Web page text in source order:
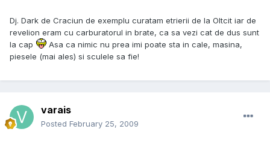
Dj. Dark de Craciun de exemplu curatam etrierii de la Oltcit iar de
revelion eram cu carburatorul in brate, ca sa vezi cat de dus sunt
la cap
Asa ca nimic nu prea imi poate sta in cale, masina,
piesele (mai ales) si sculele sa fie!
varais
Posted February 25, 2009